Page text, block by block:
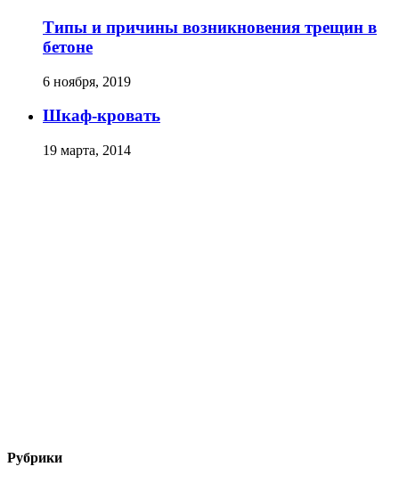
Типы и причины возникновения трещин в
бетоне
6 ноября, 2019
Шкаф-кровать
19 марта, 2014
Рубрики